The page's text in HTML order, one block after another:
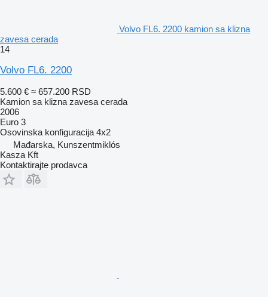
Volvo FL6. 2200 kamion sa klizna
zavesa cerada
14
Volvo FL6. 2200
5.600 € ≈ 657.200 RSD
Kamion sa klizna zavesa cerada
2006
Euro 3
Osovinska konfiguracija 4x2
Mađarska, Kunszentmiklós
Kasza Kft
Kontaktirajte prodavca